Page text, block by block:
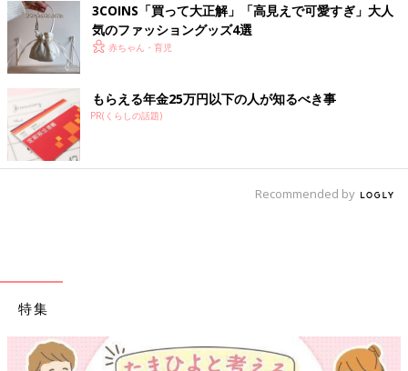
3COINS「買って大正解」「高見えで可愛すぎ」大人
気のファッショングッズ4選
赤ちゃん・育児
もらえる年金25万円以下の人が知るべき事
PR(くらしの話題)
Recommended by
特集
【ワクチン接種できるものも】妊婦の感染症対